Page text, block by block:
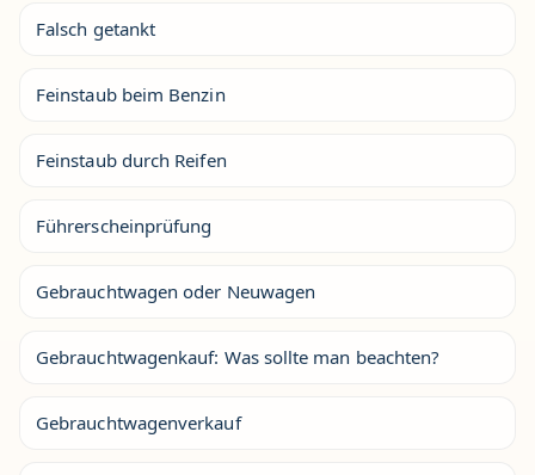
Falsch getankt
Feinstaub beim Benzin
Feinstaub durch Reifen
Führerscheinprüfung
Gebrauchtwagen oder Neuwagen
Gebrauchtwagenkauf: Was sollte man beachten?
Gebrauchtwagenverkauf